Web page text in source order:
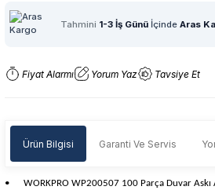
Tahmini 1-3 İş Günü İçinde Aras
Fiyat Alarmı Yorum Yaz Tavsiye Et
Ürün Bilgisi Garanti Ve Servis
•
WORKPRO WP200507 100 Parça Duvar Askı